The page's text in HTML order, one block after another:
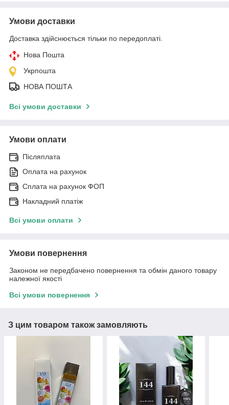
Умови доставки
Доставка здійснюється тільки по передоплаті.
Нова Пошта
Укрпошта
НОВА ПОШТА
Всі умови доставки
Умови оплати
Післяплата
Оплата на рахунок
Сплата на рахунок ФОП
Накладний платіж
Всі умови оплати
Умови повернення
Законом не передбачено повернення та обмін даного товару
належної якості
Всі умови повернення
З цим товаром також замовляють